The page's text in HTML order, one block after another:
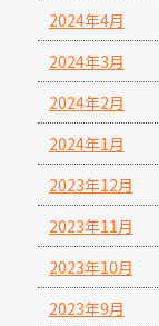
2024年4月
2024年3月
2024年2月
2024年1月
2023年12月
2023年11月
2023年10月
2023年9月